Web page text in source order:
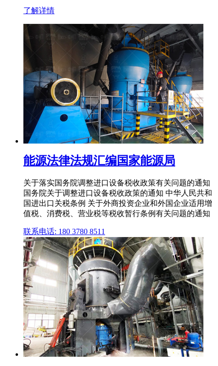
了解详情
能源法律法规汇编国家能源局
关于落实国务院调整进口设备税收政策有关问题的通知
国务院关于调整进口设备税收政策的通知 中华人民共和
国进出口关税条例 关于外商投资企业和外国企业适用增
值税、消费税、营业税等税收暂行条例有关问题的通知
联系电话: 180 3780 8511